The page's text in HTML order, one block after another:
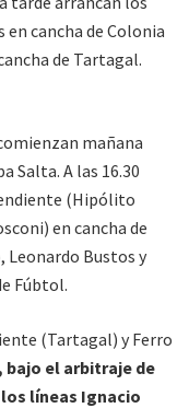
cancha de Colonia
de Tartagal.
mañana
Salta. A las 16.30
(Hipólito
en cancha de
Bustos y
Fúbtol.
(Tartagal) y Ferro
bajo el arbitraje de
líneas Ignacio